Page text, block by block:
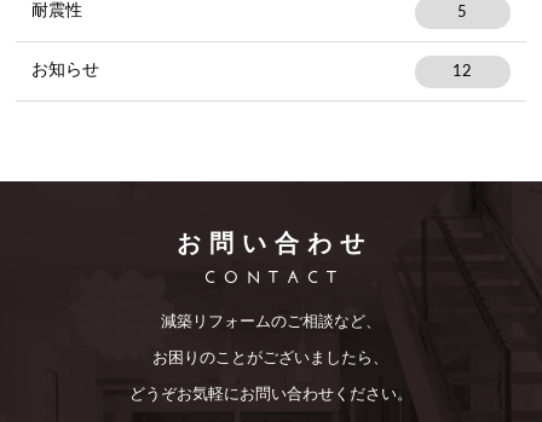
耐震性 5
お知らせ 12
お問い合わせ
CONTACT
減築リフォームのご相談など、
お困りのことがございましたら、
どうぞお気軽にお問い合わせください。